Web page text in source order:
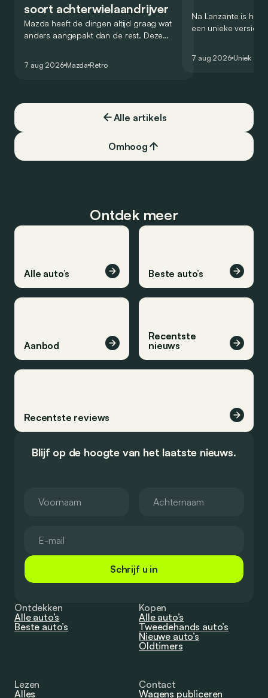
soort achterwielaandrijver
Mazda heeft de dingen altijd graag wat
anders aangepakt dan de rest. Deze
7 aug 2026 Mazda Retro
Na Lanzante is het
een unieke versie
7 aug 2026 Uniek
Alle artikels
Omhoog
Ontdek meer
Alle auto’s Beste auto’s
Aanbod
Recentste
nieuws
Recentste reviews
Blijf op de hoogte van het laatste nieuws.
Schrijf u in
Ontdekken
Alle auto’s
Beste auto’s
Kopen
Alle auto’s
Tweedehands auto’s
Nieuwe auto’s
Oldtimers
Lezen
Alles
Contact
Wagens publiceren